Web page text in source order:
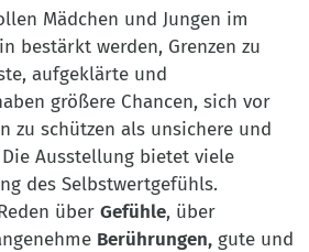
Mädchen und Jungen im
bestärkt werden, Grenzen zu
aufgeklärte und
größere Chancen, sich vor
zu schützen als unsichere und
Ausstellung bietet viele
des Selbstwertgefühls.
über Gefühle, über
Berührungen, gute und